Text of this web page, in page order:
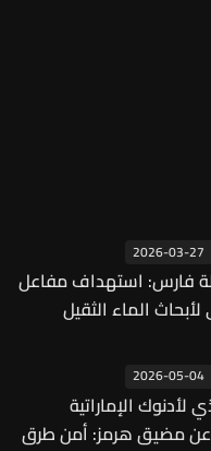
2026-03-27
فارس: استهداف مفاعل
لأبحاث الماء الثقيل
2026-05-04
لأدنوك الإماراتية
عن مضيق هرمز: أمن طرق